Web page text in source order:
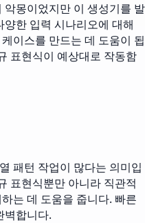
몽이었지만 이 생성기를 발
한 입력 시나리오에 대해
이스를 만드는 데 도움이 됩
표현식이 예상대로 작동함
패턴 작업이 많다는 의미입
표현식뿐만 아니라 직관적
는 데 도움을 줍니다. 빠른
벽합니다.